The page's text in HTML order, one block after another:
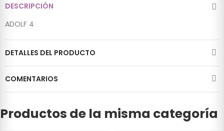
DESCRIPCIÓN
ADOLF 4
DETALLES DEL PRODUCTO
COMENTARIOS
Productos de la misma categoría